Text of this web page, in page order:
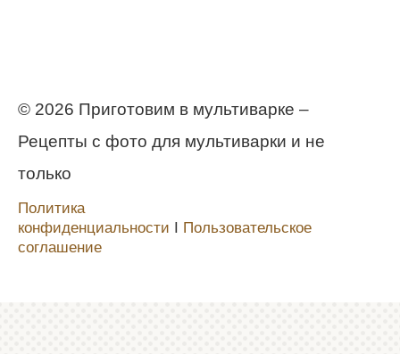
© 2026 Приготовим в мультиварке –
Рецепты с фото для мультиварки и не
только
Политика
конфиденциальности Ι Пользовательское
соглашение